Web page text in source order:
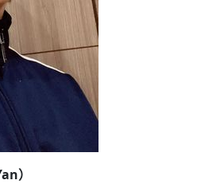
）